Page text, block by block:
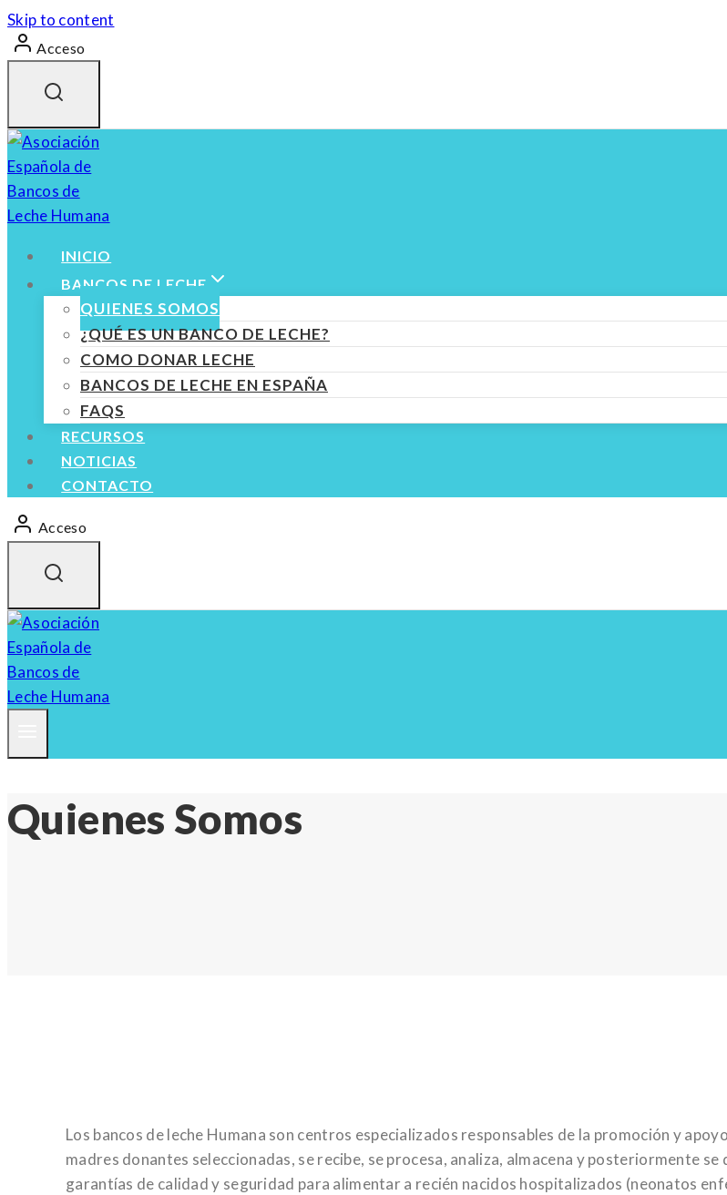
Skip to content
Acceso
INICIO
BANCOS DE LECHE
QUIENES SOMOS
¿QUÉ ES UN BANCO DE LECHE?
COMO DONAR LECHE
BANCOS DE LECHE EN ESPAÑA
FAQS
RECURSOS
NOTICIAS
CONTACTO
Acceso
Quienes Somos
Los bancos de leche Humana son centros especializados responsables de la promoción y
madres donantes seleccionadas, se recibe, se procesa, analiza, almacena y posteriormente
garantías de calidad y seguridad para alimentar a recién nacidos hospitalizados (neonatos